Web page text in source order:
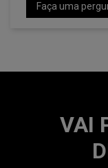
Faça uma
VAI